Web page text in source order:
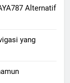
Alternatif
yang